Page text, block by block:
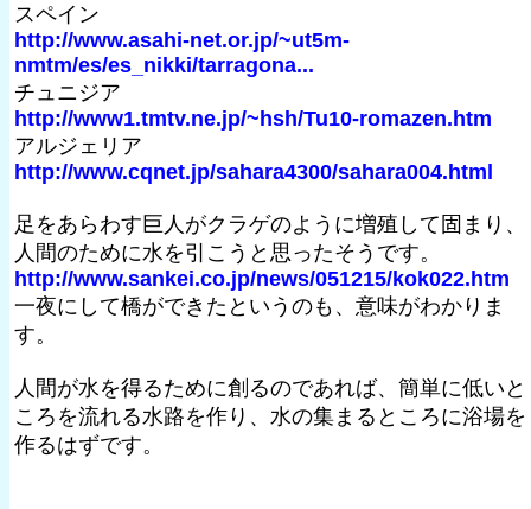
スペイン
http://www.asahi-net.or.jp/~ut5m-
nmtm/es/es_nikki/tarragona...
チュニジア
http://www1.tmtv.ne.jp/~hsh/Tu10-romazen.htm
アルジェリア
http://www.cqnet.jp/sahara4300/sahara004.html
足をあらわす巨人がクラゲのように増殖して固まり、
人間のために水を引こうと思ったそうです。
http://www.sankei.co.jp/news/051215/kok022.htm
一夜にして橋ができたというのも、意味がわかりま
す。
人間が水を得るために創るのであれば、簡単に低いと
ころを流れる水路を作り、水の集まるところに浴場を
作るはずです。